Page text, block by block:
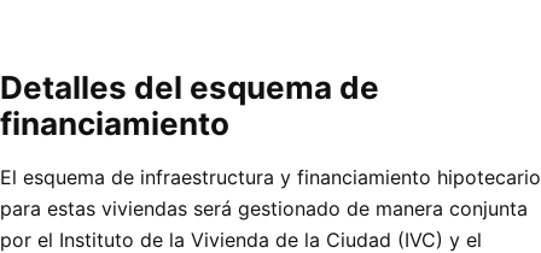
Detalles del esquema de
financiamiento
El esquema de infraestructura y financiamiento hipotecario
para estas viviendas será gestionado de manera conjunta
por el Instituto de la Vivienda de la Ciudad (IVC) y el